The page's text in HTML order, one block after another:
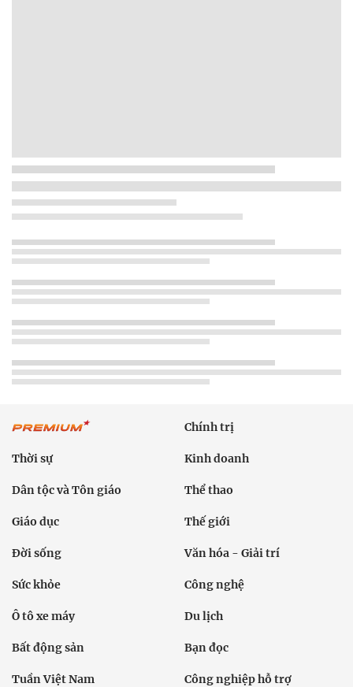
Chính trị
Thời sự Kinh doanh
Dân tộc và Tôn giáo Thể thao
Giáo dục Thế giới
Đời sống Văn hóa - Giải trí
Sức khỏe Công nghệ
Ô tô xe máy Du lịch
Bất động sản Bạn đọc
Tuần Việt Nam Công nghiệp hỗ trợ